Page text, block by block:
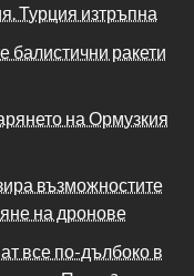
Турция изтръпна
балистични ракети
на Ормузкия
възможностите
на дронове
все по-дълбоко в